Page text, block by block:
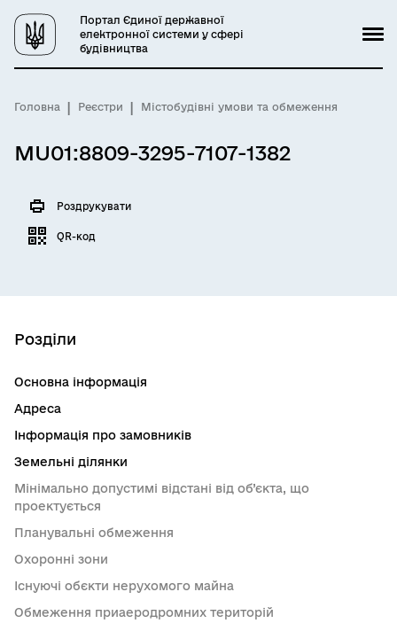
Портал Єдиної державної
електронної системи у сфері
будівництва
Головна Реєстри Містобудівні умови та обмеження
MU01:8809-3295-7107-1382
Роздрукувати
QR-код
Розділи
Основна інформація
Адреса
Інформація про замовників
Земельні ділянки
Мінімально допустимі відстані від об’єкта, що
проектується
Планувальні обмеження
Охоронні зони
Існуючі обєкти нерухомого майна
Обмеження приаеродромних територій